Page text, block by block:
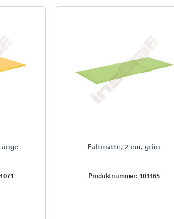
Faltmatte, 2 cm, grün
Produktnummer: 101165